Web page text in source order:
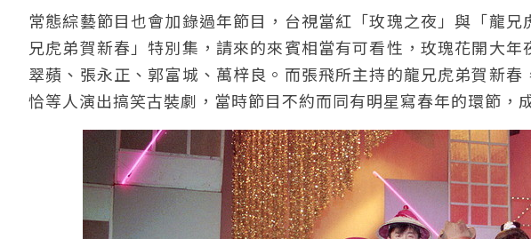
常態綜藝節目也會加錄過年節目，台視當紅「玫瑰之夜」與「龍
兄虎弟賀新春」特別集，請來的來賓相當有可看性，玫瑰花開大
翠蘋、張永正、郭富城、萬梓良。而張飛所主持的龍兄虎弟賀新
恰等人演出搞笑古裝劇，當時節目不約而同有明星寫春年的環節，